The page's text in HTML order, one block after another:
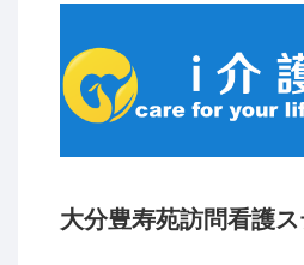
大分豊寿苑訪問看護